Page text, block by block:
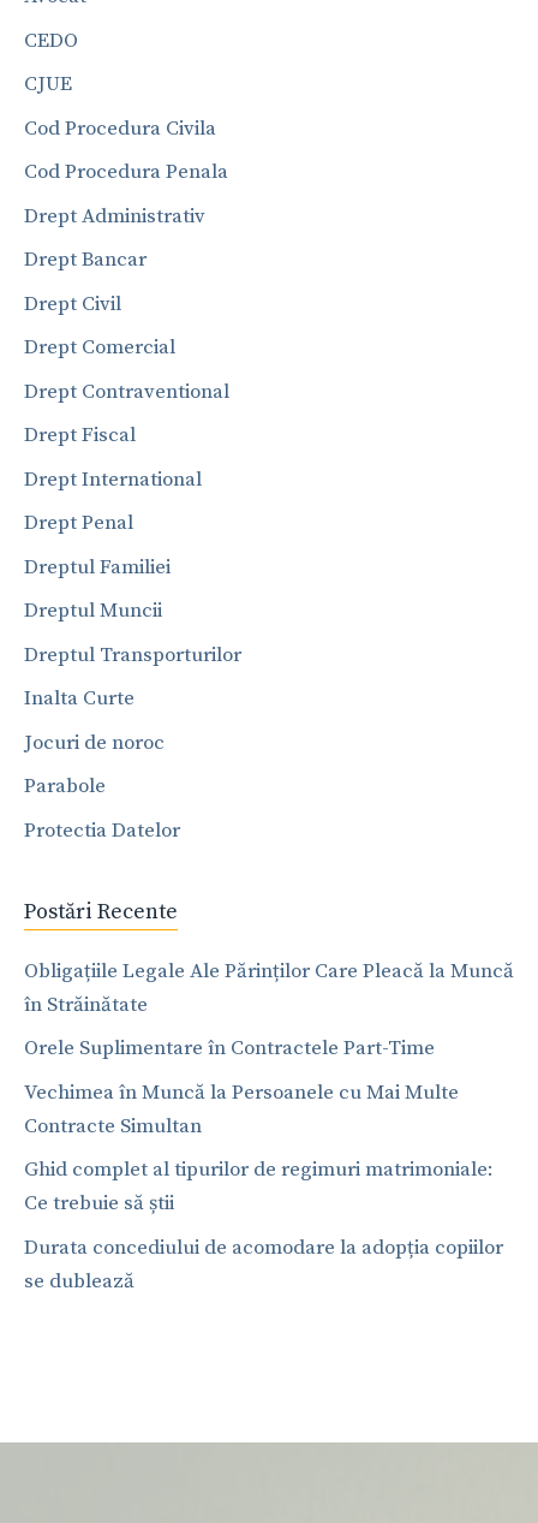
CEDO
CJUE
Cod Procedura Civila
Cod Procedura Penala
Drept Administrativ
Drept Bancar
Drept Civil
Drept Comercial
Drept Contraventional
Drept Fiscal
Drept International
Drept Penal
Dreptul Familiei
Dreptul Muncii
Dreptul Transporturilor
Inalta Curte
Jocuri de noroc
Parabole
Protectia Datelor
Postări Recente
Obligațiile Legale Ale Părinților Care Pleacă la Muncă
în Străinătate
Orele Suplimentare în Contractele Part-Time
Vechimea în Muncă la Persoanele cu Mai Multe
Contracte Simultan
Ghid complet al tipurilor de regimuri matrimoniale:
Ce trebuie să știi
Durata concediului de acomodare la adopția copiilor
se dublează